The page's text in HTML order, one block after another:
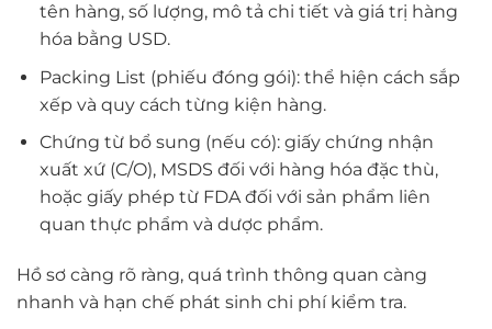
tên hàng, số lượng, mô tả chi tiết và giá trị hàng
hóa bằng USD.
Packing List (phiếu đóng gói): thể hiện cách sắp
xếp và quy cách từng kiện hàng.
Chứng từ bổ sung (nếu có): giấy chứng nhận
xuất xứ (C/O), MSDS đối với hàng hóa đặc thù,
hoặc giấy phép từ FDA đối với sản phẩm liên
quan thực phẩm và dược phẩm.
Hồ sơ càng rõ ràng, quá trình thông quan càng
nhanh và hạn chế phát sinh chi phí kiểm tra.